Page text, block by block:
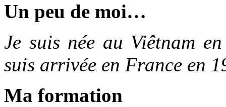
Un peu de moi…
Je suis née au Viêtnam
suis arrivée en France en
Ma formation